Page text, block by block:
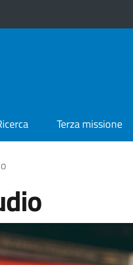
Terza missione